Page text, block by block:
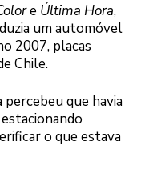
e Última Hora,
um automóvel
2007, placas
Chile.
que havia
o que estava